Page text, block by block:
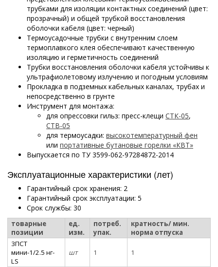
трубками для изоляции контактных соединений (цвет:
прозрачный) и общей трубкой восстановления
оболочки кабеля (цвет: черный)
Термоусадочные трубки с внутренним слоем
термоплавкого клея обеспечивают качественную
изоляцию и герметичность соединений
Трубки восстановления оболочки кабеля устойчивы к
ультрафиолетовому излучению и погодным условиям
Прокладка в подземных кабельных каналах, трубах и
непосредственно в грунте
Инструмент для монтажа:
для опрессовки гильз: пресс-клещи СТК-05,
СТВ-05
для термоусадки: высокотемпературный фен
или портативные бутановые горелки «КВТ»
Выпускается по ТУ 3599-062-97284872-2014
Эксплуатационные характеристики (лет)
Гарантийный срок хранения: 2
Гарантийный срок эксплуатации: 5
Срок службы: 30
товарные
позиции
ед.
изм.
потреб.
упак.
кратность/ мин.
норма отпуска
3ПСТ
мини-1/2.5 нг-
LS
шт 1 1